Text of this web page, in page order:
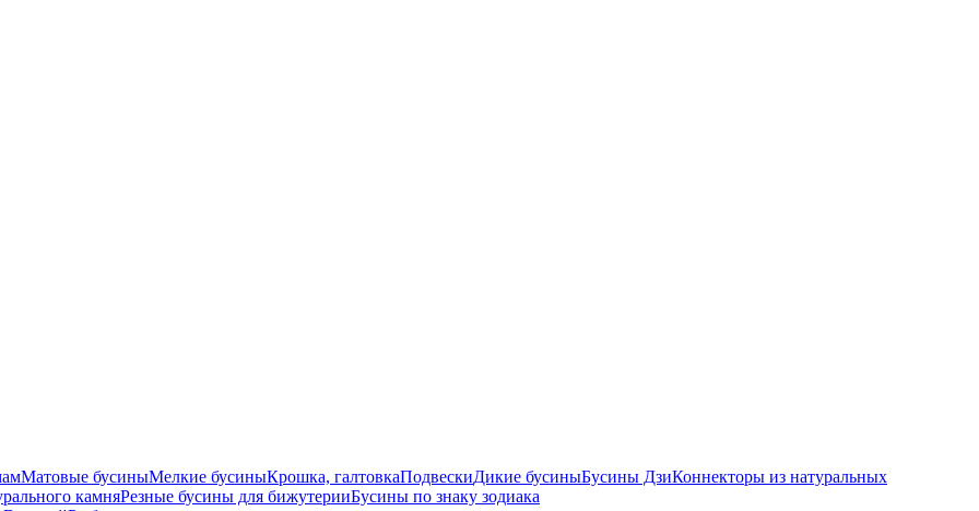
Матовые бусиныМелкие бусиныКрошка, галтовкаПодвескиДикие бусиныБусины ДзиКоннекторы из натуральных
камняРезные бусины для бижутерииБусины по знаку зодиака